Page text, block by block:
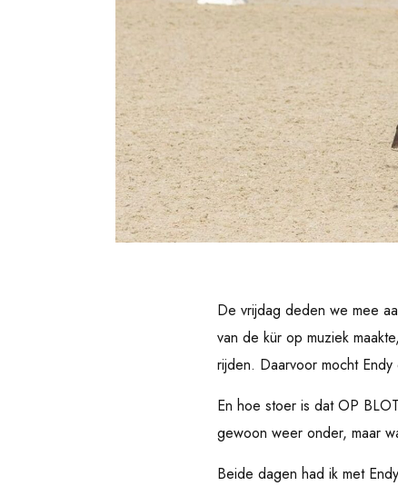
De vrijdag deden we mee
van de kür op muziek
rijden. Daarvoor mocht
En hoe stoer is dat OP
gewoon weer onder, maar
Beide dagen had ik met